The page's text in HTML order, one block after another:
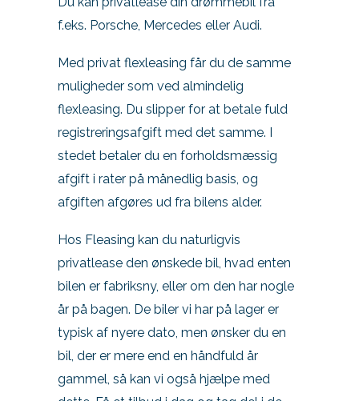
f.eks. Porsche, Mercedes eller Audi.
Med privat flexleasing får du de samme
muligheder som ved almindelig
flexleasing. Du slipper for at betale fuld
registreringsafgift med det samme. I
stedet betaler du en forholdsmæssig
afgift i rater på månedlig basis, og
afgiften afgøres ud fra bilens alder.
Hos Fleasing kan du naturligvis
privatlease den ønskede bil, hvad enten
bilen er fabriksny, eller om den har nogle
år på bagen. De biler vi har på lager er
typisk af nyere dato, men ønsker du en
bil, der er mere end en håndfuld år
gammel, så kan vi også hjælpe med